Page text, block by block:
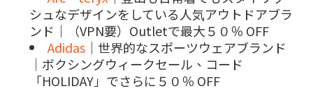
シュなデザインをしている人気アウトドアブラ
ンド｜（VPN要）Outletで最大５０％ OFF
Adidas ｜世界的なスポーツウェアブランド
｜ボクシングウィークセール、コード
「HOLIDAY」でさらに５０％ OFF